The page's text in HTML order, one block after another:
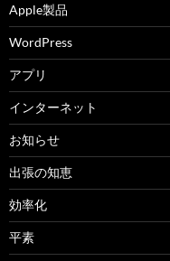
Apple製品
WordPress
アプリ
インターネット
お知らせ
出張の知恵
効率化
平素